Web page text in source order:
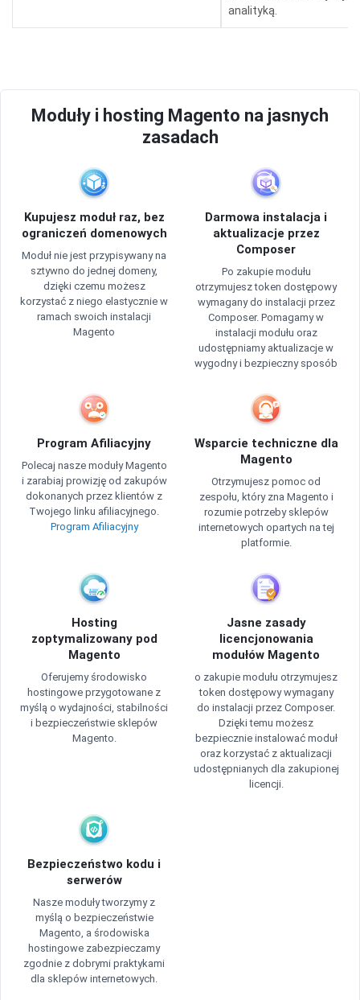
analityką.
Moduły i hosting Magento na jasnych
zasadach
Kupujesz moduł raz, bez
ograniczeń domenowych
Moduł nie jest przypisywany na
sztywno do jednej domeny,
dzięki czemu możesz
korzystać z niego elastycznie w
ramach swoich instalacji
Magento
Darmowa instalacja i
aktualizacje przez
Composer
Po zakupie modułu
otrzymujesz token dostępowy
wymagany do instalacji przez
Composer. Pomagamy w
instalacji modułu oraz
udostępniamy aktualizacje w
wygodny i bezpieczny sposób
Program Afiliacyjny
Polecaj nasze moduły Magento
i zarabiaj prowizję od zakupów
dokonanych przez klientów z
Twojego linku afiliacyjnego.
Program Afiliacyjny
Wsparcie techniczne dla
Magento
Otrzymujesz pomoc od
zespołu, który zna Magento i
rozumie potrzeby sklepów
internetowych opartych na tej
platformie.
Hosting
zoptymalizowany pod
Magento
Oferujemy środowisko
hostingowe przygotowane z
myślą o wydajności, stabilności
i bezpieczeństwie sklepów
Magento.
Jasne zasady
licencjonowania
modułów Magento
o zakupie modułu otrzymujesz
token dostępowy wymagany
do instalacji przez Composer.
Dzięki temu możesz
bezpiecznie instalować moduł
oraz korzystać z aktualizacji
udostępnianych dla zakupionej
licencji.
Bezpieczeństwo kodu i
serwerów
Nasze moduły tworzymy z
myślą o bezpieczeństwie
Magento, a środowiska
hostingowe zabezpieczamy
zgodnie z dobrymi praktykami
dla sklepów internetowych.